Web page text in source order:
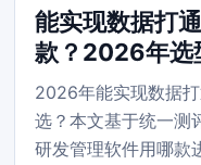
能实现数据打
款？2026年选
2026年能实现数据
选？本文基于统一测
研发管理软件用哪款